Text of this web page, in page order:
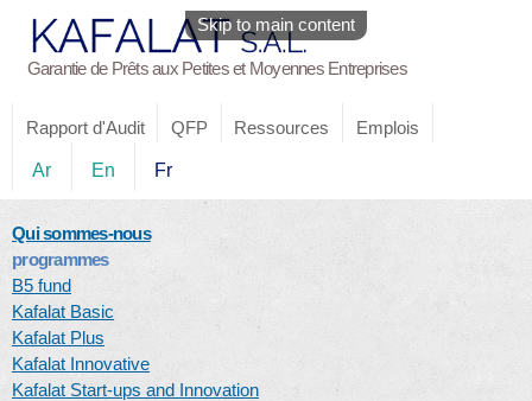
Skip to main content
Garantie de Prêts aux Petites et Moyennes Entreprises
Rapport d'Audit QFP Ressources Emplois
Ar En Fr
Qui sommes-nous
programmes
B5 fund
Kafalat Basic
Kafalat Plus
Kafalat Innovative
Kafalat Start-ups and Innovation